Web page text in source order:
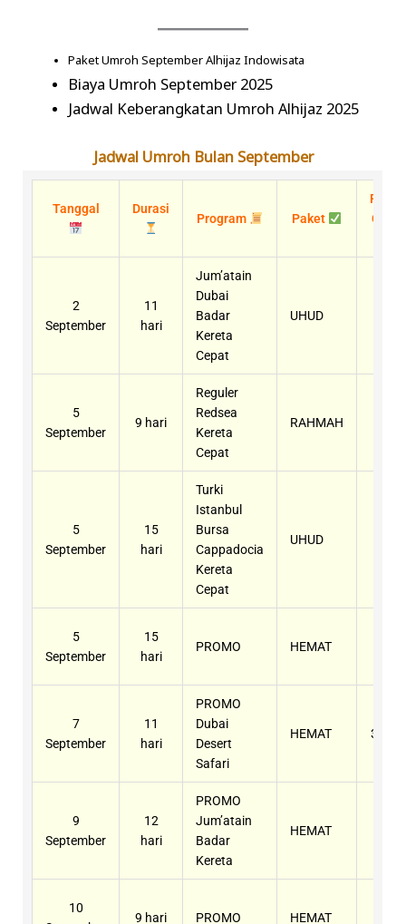
Paket Umroh September Alhijaz Indowisata
Biaya Umroh September 2025
Jadwal Keberangkatan Umroh Alhijaz 2025
Jadwal Umroh Bulan September